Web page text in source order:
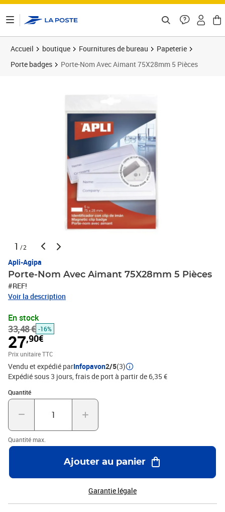
Accueil boutique Fournitures de bureau
Papeterie
Porte badges
Porte-Nom Avec Aimant 75X28mm 5 Pièces
1 /2
Apli-Agipa
Porte-Nom Avec Aimant 75X28mm 5 Pièces
#REF!
Voir la description
En stock
33,48 € -16%
27,90€
Prix unitaire TTC
Vendu et expédié parInfopavon2/5(3)
Expédié sous 3 jours, frais de port à partir de 6,35 €
Quantité
Quantité : 1
Quantité max.
Ajouter au panier
Garantie légale